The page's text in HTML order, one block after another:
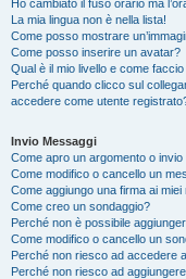
Ho cambiato il fuso orario ma
La mia lingua non è nella lista!
Come posso mostrare
Come posso inserire un avatar?
Qual è il mio livello e come
Perché quando clicco sul
accedere come utente
Invio Messaggi
Come apro un argomento o
Come modifico o cancello un
Come aggiungo una firma ai miei
Come creo un sondaggio?
Perché non è possibile
Come modifico o cancello un
Perché non riesco ad accedere
Perché non riesco ad